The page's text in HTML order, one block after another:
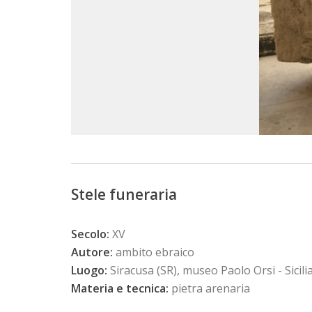
Stele funeraria
Secolo: XV
Autore: ambito ebraico
Luogo: Siracusa (SR), museo Paolo Orsi -
Materia e tecnica: pietra arenaria